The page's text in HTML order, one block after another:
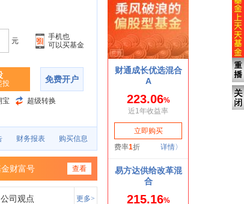
元
手机也
可以买基金
投 免费开户
宝 超级转换
财务报表 购买信息
财富号 查看
公司观点 更多>